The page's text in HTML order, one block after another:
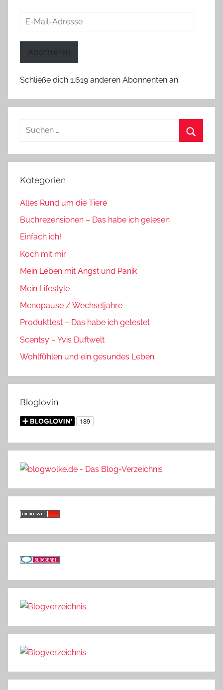
E-
Abonnieren
Schließe dich 1.619 anderen Abonnenten an
Suchen
Kategorien
Alles Rund um die Tiere
Buchrezensionen – Das habe ich gelesen
Einfach ich!
Koch mit mir
Mein Leben mit Angst und Panik
Mein Lifestyle
Menopause / Wechseljahre
Produkttest – Das habe ich getestet
Scentsy – Yvis Duftwelt
Wohlfühlen und ein gesundes Leben
Bloglovin